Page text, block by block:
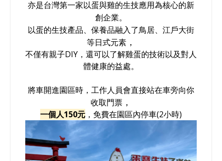
亦是台灣第一家以蛋與雞的生技應用為核心的新
創企業。
以蛋的生技產品、保養品融入了鳥居、江戶大街
等日式元素 ，
不僅有親子DIY， 還可以了解雞蛋的技術以及對人
體健康的益處。
將車開進園區時，工作人員會直接站在車旁向你
收取門票 ，
一個人150元 ，免費在園區內停車(2小時)